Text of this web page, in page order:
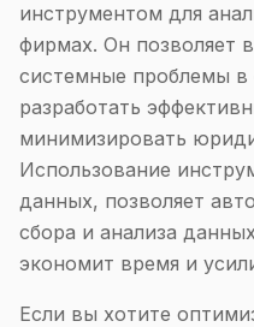
инструментом для
фирмах. Он позволяет
системные проблемы в
разработать
минимизировать
Использование
данных, позволяет
сбора и анализа
экономит время и
Если вы хотите